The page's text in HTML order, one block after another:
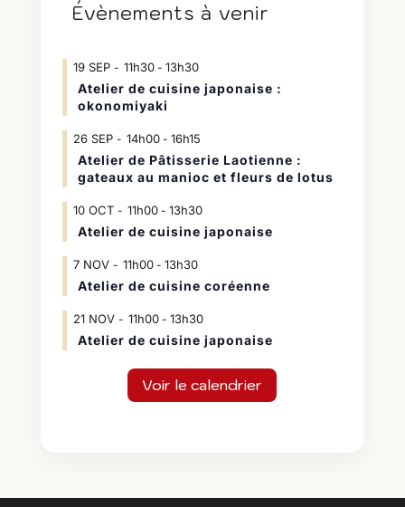
Évènements à venir
19 SEP 11h30- 13h30
Atelier de cuisine japonaise :
okonomiyaki
26 SEP 14h00- 16h15
Atelier de Pâtisserie Laotienne :
gateaux au manioc et fleurs de lotus
10 OCT 11h00- 13h30
Atelier de cuisine japonaise
7 NOV 11h00- 13h30
Atelier de cuisine coréenne
21 NOV 11h00- 13h30
Atelier de cuisine japonaise
Voir le calendrier